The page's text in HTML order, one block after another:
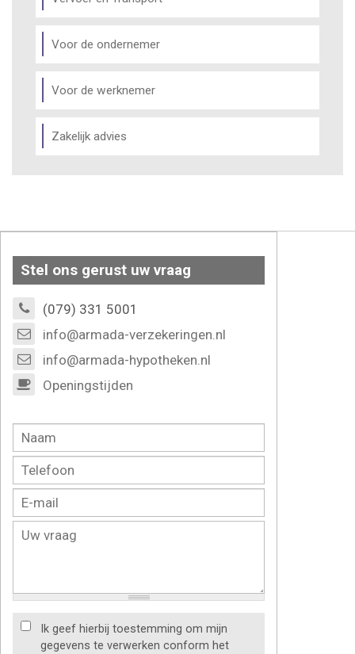
Voor de ondernemer
Voor de werknemer
Zakelijk advies
Stel ons gerust uw vraag
(079) 331 5001
info@armada-verzekeringen.nl
info@armada-hypotheken.nl
Openingstijden
Ik geef hierbij toestemming om mijn
gegevens te verwerken conform het